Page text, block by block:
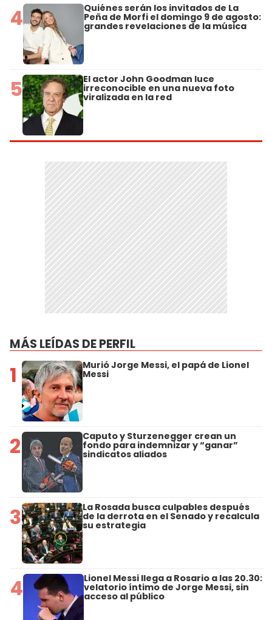
4 Quiénes serán los invitados de La
Peña de Morfi el domingo 9 de agosto:
grandes revelaciones de la música
5 El actor John Goodman luce
irreconocible en una nueva foto
viralizada en la red
MÁS LEÍDAS DE PERFIL
1 Murió Jorge Messi, el papá de Lionel
Messi
2 Caputo y Sturzenegger crean un
fondo para indemnizar y “ganar”
sindicatos aliados
3 La Rosada busca culpables después
de la derrota en el Senado y recalcula
su estrategia
4 Lionel Messi llega a Rosario a las 20.30:
velatorio íntimo de Jorge Messi, sin
acceso al público